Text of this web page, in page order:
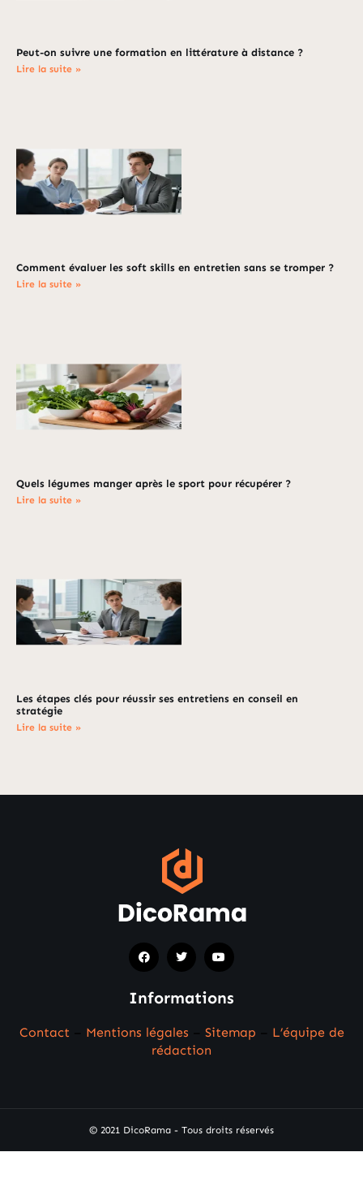
Peut-on suivre une formation en littérature à distance ?
Lire la suite »
Comment évaluer les soft skills en entretien sans se tromper ?
Lire la suite »
Quels légumes manger après le sport pour récupérer ?
Lire la suite »
Les étapes clés pour réussir ses entretiens en conseil en
stratégie
Lire la suite »
Informations
Contact Mentions légales Sitemap
L’équipe de
rédaction
© 2021 DicoRama - Tous droits réservés